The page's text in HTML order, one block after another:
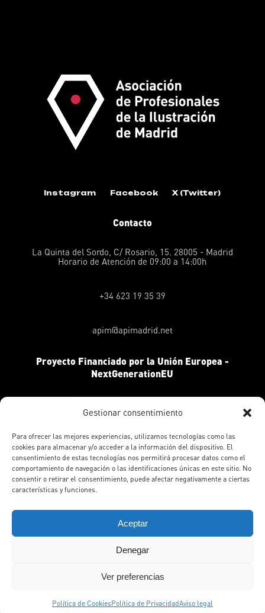
Gestionar consentimiento
Para ofrecer las mejores experiencias, utilizamos tecnologías como las
cookies para almacenar y/o acceder a la información del dispositivo. El
consentimiento de estas tecnologías nos permitirá procesar datos como el
comportamiento de navegación o las identificaciones únicas en este sitio. No
consentir o retirar el consentimiento, puede afectar negativamente a ciertas
características y funciones.
Aceptar
Denegar
Ver preferencias
Política de CookiesPolítica de PrivacidadAviso legal
Instagram Facebook X (Twitter)
Contacto
La Quinta del Sordo, C/ Rosario, 15. 28005 - Madrid
Horario de Atención de 09:00 a 14:00h
+34 623 19 35 39
apim@apimadrid.net
Proyecto Financiado por la Unión Europea -
NextGenerationEU
APIM © Todos los derechos reservados © 2026 | Todas las
ilustraciones © de sus respectivos autores. Diseño
Política de Privacidad